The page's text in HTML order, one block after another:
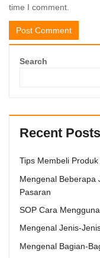
time I comment.
Search
Recent Posts
Tips Membeli
Mengenal Beberapa
Pasaran
SOP Cara
Mengenal Jenis-
Mengenal Bagian-